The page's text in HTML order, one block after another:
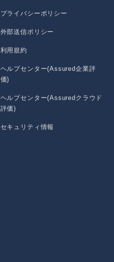
プライバシーポリシー
外部送信ポリシー
利用規約
ヘルプセンター(Assured企業評
価)
ヘルプセンター(Assuredクラウド
評価)
セキュリティ情報